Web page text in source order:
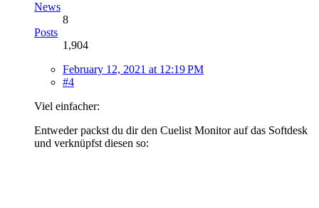
News
8
Posts
1,904
February 12, 2021 at 12:19 PM
#4
Viel einfacher:
Entweder packst du dir den Cuelist Monitor auf das Softdesk
und verknüpfst diesen so: